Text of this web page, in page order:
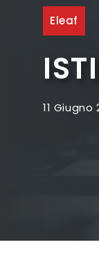
Eleaf
11 Giugno